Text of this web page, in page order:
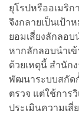
ยุโรปหรืออเมริก
จึงกลายเป็นเป้
ยอมเสี่ยงลักลอบ
หากลักลอบนำเข้
ด้วยเหตุนี้ สำนัก
พัฒนาระบบสกัด
ตรวจ แต่ใช้การ
ประเมินความเสี่